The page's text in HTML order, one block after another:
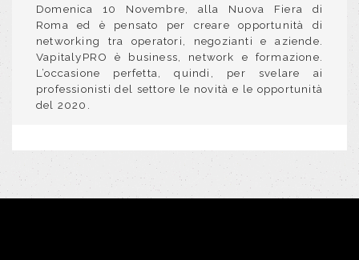
Domenica 10 Novembre, alla Nuova Fiera di
Roma ed è pensato per creare opportunità di
networking tra operatori, negozianti e aziende.
VapitalyPRO è business, network e formazione.
L’occasione perfetta, quindi, per svelare ai
professionisti del settore le novità e le opportunità
del 2020.